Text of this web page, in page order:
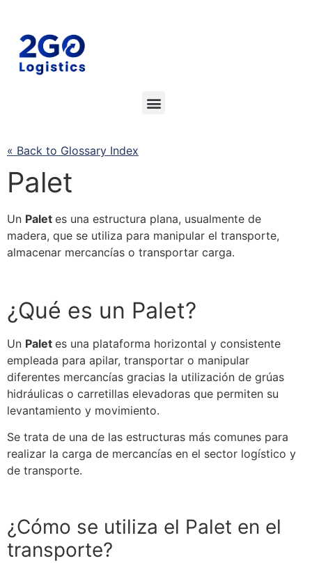
« Back to Glossary Index
Palet
Un Palet es una estructura plana, usualmente de
madera, que se utiliza para manipular el transporte,
almacenar mercancías o transportar carga.
¿Qué es un Palet?
Un Palet es una plataforma horizontal y consistente
empleada para apilar, transportar o manipular
diferentes mercancías gracias la utilización de grúas
hidráulicas o carretillas elevadoras que permiten su
levantamiento y movimiento.
Se trata de una de las estructuras más comunes para
realizar la carga de mercancías en el sector logístico y
de transporte.
¿Cómo se utiliza el Palet en el
transporte?